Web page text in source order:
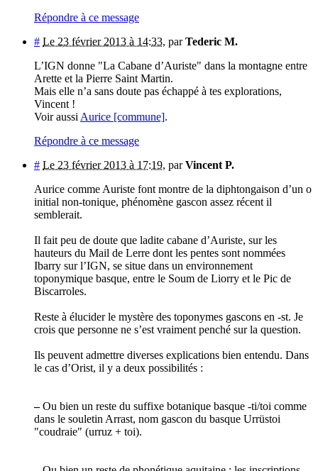
Répondre à ce message
# Le 23 février 2013 à 14:33, parTederic M.
L’IGN donne "La Cabane d’Auriste" dans la montagne entre
Arette et la Pierre Saint Martin.
Mais elle n’a sans doute pas échappé à tes explorations,
Vincent !
Voir aussi Aurice [commune].
Répondre à ce message
# Le 23 février 2013 à 17:19, parVincent P.
Aurice comme Auriste font montre de la diphtongaison d’un o
initial non-tonique, phénomène gascon assez récent il
semblerait.
Il fait peu de doute que ladite cabane d’Auriste, sur les
hauteurs du Mail de Lerre dont les pentes sont nommées
Ibarry sur l’IGN, se situe dans un environnement
toponymique basque, entre le Soum de Liorry et le Pic de
Biscarroles.
Reste à élucider le mystère des toponymes gascons en -st. Je
crois que personne ne s’est vraiment penché sur la question.
Ils peuvent admettre diverses explications bien entendu. Dans
le cas d’Orist, il y a deux possibilités :
–Ou bien un reste du suffixe botanique basque -ti/toi comme
dans le souletin Arrast, nom gascon du basque Urrüstoi
"coudraie" (urruz + toi).